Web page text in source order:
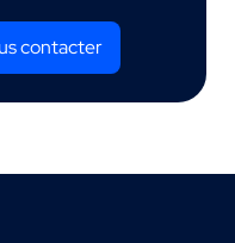
contacter